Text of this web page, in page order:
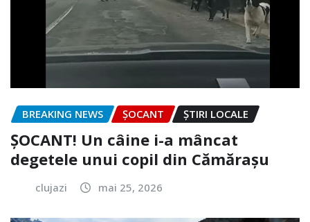
BREAKING NEWS ȘOCANT ȘTIRI LOCALE
ȘOCANT! Un câine i-a mâncat
degetele unui copil din Cămărașu
clujazi mai 25, 2026